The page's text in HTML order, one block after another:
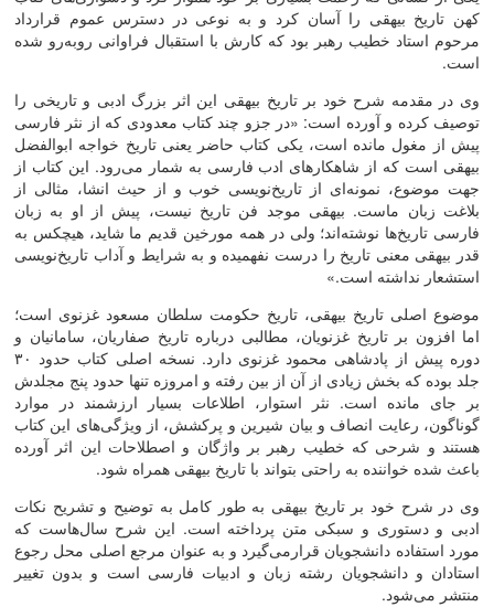
کهن تاریخ بیهقی را آسان کرد و به نوعی در دسترس عموم قرارداد
مرحوم استاد خطیب رهبر بود که کارش با استقبال فراوانی روبه‌رو شده
است.
وی در مقدمه شرح خود بر تاریخ بیهقی این اثر بزرگ ادبی و تاریخی را
توصیف کرده و آورده است: «در جزو چند کتاب معدودی که از نثر فارسی
پیش از مغول مانده است، یکی کتاب حاضر یعنی تاریخ خواجه ابوالفضل
بیهقی است که از شاهکارهای ادب فارسی به شمار می‌رود. این کتاب از
جهت موضوع، نمونه‌ای از تاریخ‌نویسی خوب و از حیث انشا، مثالی از
بلاغت زبان ماست. بیهقی موجد فن تاریخ نیست، پیش از او به زبان
فارسی تاریخ‌ها نوشته‌اند؛ ولی در همه مورخین قدیم ما شاید، هیچکس به
قدر بیهقی معنی تاریخ را درست نفهمیده و به شرایط و آداب تاریخ‌نویسی
استشعار نداشته است.»
موضوع اصلی تاریخ بیهقی، تاریخ حکومت سلطان مسعود غزنوی است؛
اما افزون بر تاریخ غزنویان، مطالبی درباره تاریخ صفاریان، سامانیان و
دوره پیش از پادشاهی محمود غزنوی دارد. نسخه اصلی کتاب حدود ۳۰
جلد بوده که بخش زیادی از آن از بین رفته و امروزه تنها حدود پنج مجلدش
بر جای مانده است. نثر استوار، اطلاعات بسیار ارزشمند در موارد
گوناگون، رعایت انصاف و بیان شیرین و پرکشش، از ویژگی‌های این کتاب
هستند و شرحی که خطیب رهبر بر واژگان و اصطلاحات این اثر آورده
باعث شده خواننده به راحتی بتواند با تاریخ بیهقی همراه شود.
وی در شرح خود بر تاریخ بیهقی به طور کامل به توضیح و تشریح نکات
ادبی و دستوری و سبکی متن پرداخته است. این شرح سال‌هاست که
مورد استفاده دانشجویان قرارمی‌گیرد و به عنوان مرجع اصلی محل رجوع
استادان و دانشجویان رشته زبان و ادبیات فارسی است و بدون تغییر
منتشر می‌شود.